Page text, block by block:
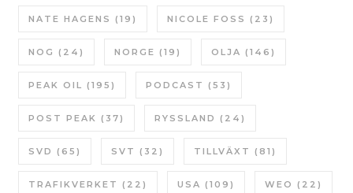
NATE HAGENS (19) NICOLE FOSS (23)
NOG (24) NORGE (19) OLJA (146)
PEAK OIL (195) PODCAST (53)
POST PEAK (37) RYSSLAND (24)
SVD (65) SVT (32) TILLVÄXT (81)
TRAFIKVERKET (22) USA (109) WEO (22)